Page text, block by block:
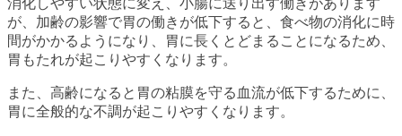
消化しやすい状態に変え、小腸に送り出す働きがあります
が、加齢の影響で胃の働きが低下すると、食べ物の消化に時
間がかかるようになり、胃に長くとどまることになるため、
胃もたれが起こりやすくなります。
また、高齢になると胃の粘膜を守る血流が低下するために、
胃に全般的な不調が起こりやすくなります。